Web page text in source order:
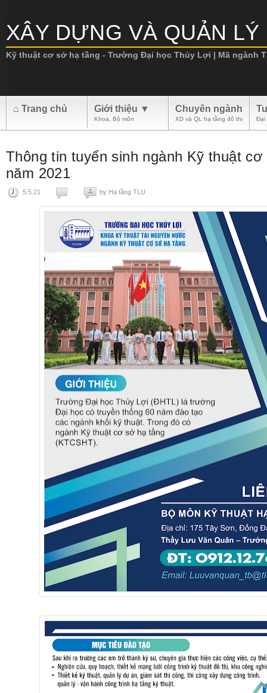
XÂY DỰNG VÀ QUẢN
Kỹ thuật cơ sở hạ tầng - Trường Đại học Thủy Lợi | Mã ngành
⌂ Trang chủ Giới thiệu ▼
Khoa, Bộ môn
Chuyên ngành
XD và QL hạ tầng đô thị Đại
Thông tin tuyển sinh ngành Kỹ thuật
năm 2021
5.5.21 by Hạ tầng TLU